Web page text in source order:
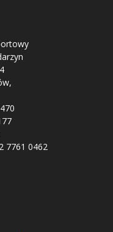
7761 0462